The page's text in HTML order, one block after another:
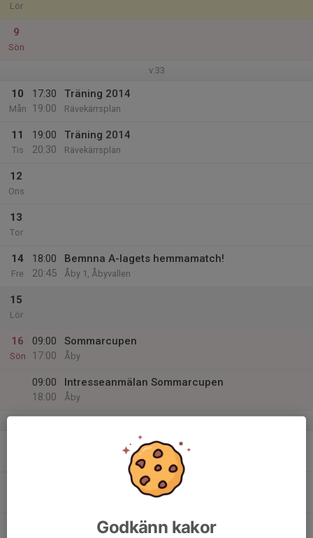
Lör
9
Sön
v.33
10
Mån
17:30
19:00
Träning 2014
Rävekärrsplan
11
Tis
19:00
20:30
Träning 2014
Rävekärrsplan
12
Ons
13
Tor
14
Fre
18:00
20:45
Bemnna A-lagets hemmamatch!
Åby 1, Åbyvallen
15
Lör
16
Sön
09:00
17:00
Sommarcupen
Åby
09:00
18:00
Intresseanmälan Sommarcupen
Åby
Träning 2014
Godkänn kakor